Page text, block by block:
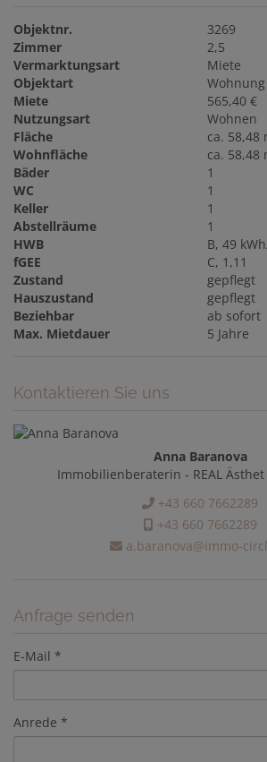
Objektnr.
3269
Zimmer
2,5
Vermarktungsart
Miete
Objektart
Wohnung
Miete
565,40 €
Nutzungsart
Wohnen
Fläche
ca. 58,48
Wohnfläche ca. 58,48
Bäder
1
WC
1
Keller
1
Abstellräume
1
HWB
B, 49
fGEE
C, 1,11
Zustand
gepflegt
Hauszustand
gepflegt
Beziehbar
ab sofort
Max. Mietdauer
5 Jahre
Kontaktieren Sie uns
Anna Baranova
Immobilienberaterin - REAL
+43 660 7662289
+43 660 7662289
a.baranova@immo-
Anfrage senden
E-Mail
Anrede